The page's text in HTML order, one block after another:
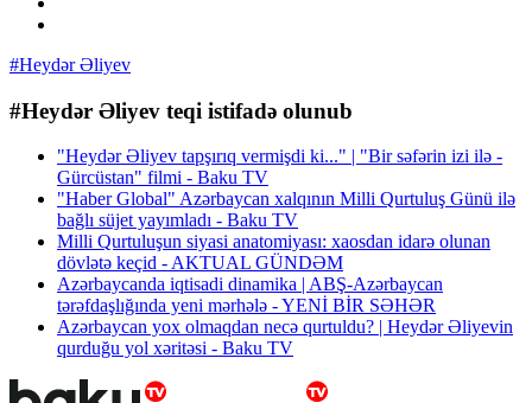
#Heydər Əliyev
#Heydər Əliyev teqi istifadə olunub
"Heydər Əliyev tapşırıq vermişdi ki..." | "Bir səfərin izi ilə -
Gürcüstan" filmi - Baku TV
"Haber Global" Azərbaycan xalqının Milli Qurtuluş Günü ilə
bağlı süjet yayımladı - Baku TV
Milli Qurtuluşun siyasi anatomiyası: xaosdan idarə olunan
dövlətə keçid - AKTUAL GÜNDƏM
Azərbaycanda iqtisadi dinamika | ABŞ-Azərbaycan
tərəfdaşlığında yeni mərhələ - YENİ BİR SƏHƏR
Azərbaycan yox olmaqdan necə qurtuldu? | Heydər Əliyevin
qurduğu yol xəritəsi - Baku TV